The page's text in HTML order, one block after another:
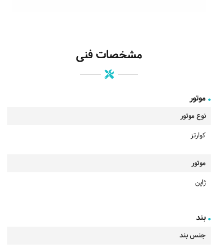
مشخصات فنی
موتور
نوع موتور
کوارتز
موتور
ژاپن
بند
جنس بند